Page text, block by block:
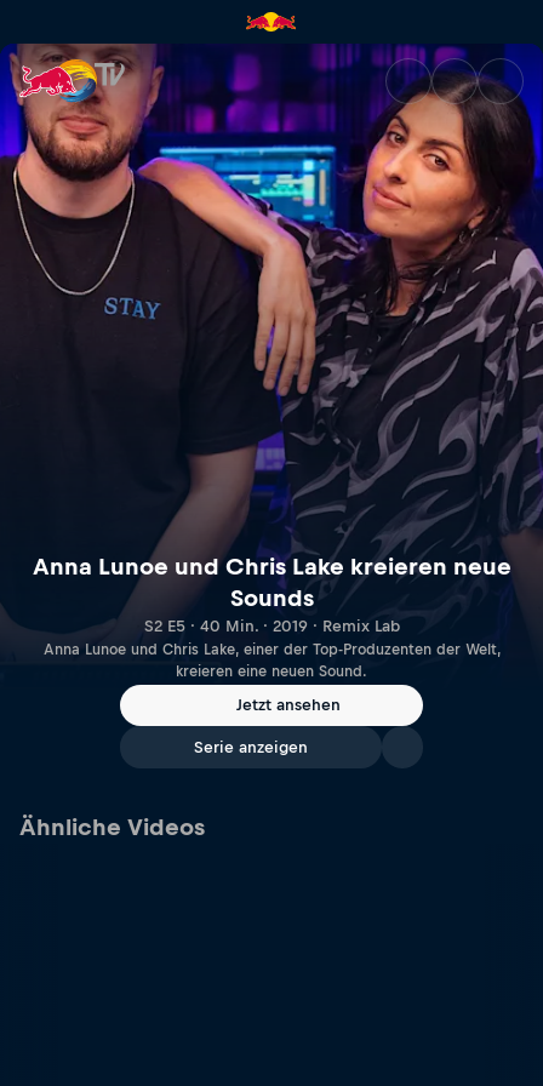
Anna Lunoe und Chris Lake
Anna Lunoe und Chris Lake kreieren neue
Sounds
S2 E5 · 40 Min. · 2019 · Remix Lab
Anna Lunoe und Chris Lake, einer der Top-Produzenten der Welt,
kreieren eine neuen Sound.
Jetzt ansehen
Serie anzeigen
Ähnliche Videos